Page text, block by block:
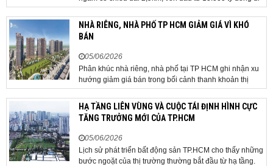
qua sân bay quốc tế. TP Đà Nẵng đang nghiên cứu một
phương án hạ tầng mang tính đột phá khi đề xuất xây
dựng tuyến hầm ngầm xuyên qua khu vực sân...
NHÀ RIÊNG, NHÀ PHỐ TP HCM GIẢM GIÁ VÌ KHÓ
BÁN
05/06/2026
Phân khúc nhà riêng, nhà phố tại TP HCM ghi nhận xu
hướng giảm giá bán trong bối cảnh thanh khoản thị
trường suy yếu, người mua thận trọng. Sau hơn 5 tháng
rao bán căn nhà trong hẻm khu vực Bảy Hiền, anh
Minh, một chủ nhà tại TP HCM, chấp nhận hạ giá...
HẠ TẦNG LIÊN VÙNG VÀ CUỘC TÁI ĐỊNH HÌNH CỰC
TĂNG TRƯỞNG MỚI CỦA TP.HCM
05/06/2026
Lịch sử phát triển bất động sản TP.HCM cho thấy những
bước ngoặt của thị trường thường bắt đầu từ hạ tầng.